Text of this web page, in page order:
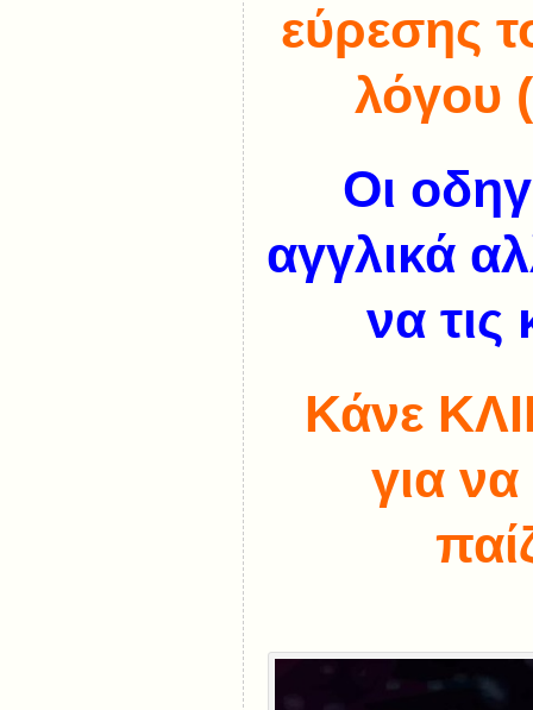
εύρεσης
λόγου
Οι
αγγλικά
να τις
Κάνε
για να